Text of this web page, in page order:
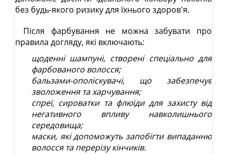
без будь-якого ризику для їхнього здоров'я.
Після фарбування не можна забувати про
правила догляду, які включають:
щоденні шампуні, створені спеціально для
фарбованого волосся;
бальзами-ополіскувачі, що забезпечує
зволоження та харчування;
спреї, сироватки та флюїди для захисту від
негативного впливу навколишнього
середовища;
маски, які допоможуть запобігти випаданню
волосся та перерізу кінчиків.